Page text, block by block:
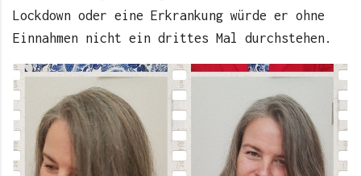
Lockdown oder eine Erkrankung würde er ohne
Einnahmen nicht ein drittes Mal durchstehen.